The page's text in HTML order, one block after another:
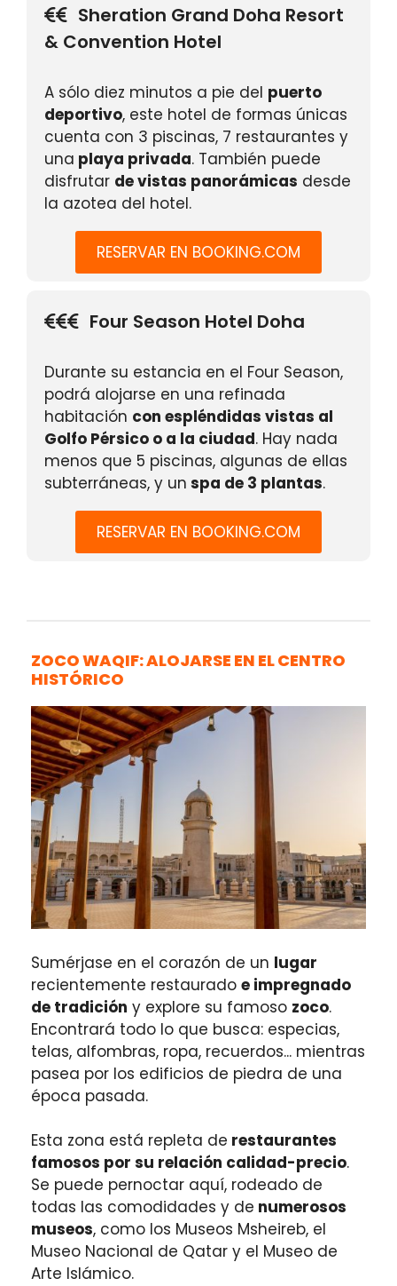
Sheration Grand Doha Resort
& Convention Hotel
A sólo diez minutos a pie del puerto
deportivo, este hotel de formas únicas
cuenta con 3 piscinas, 7 restaurantes y
una playa privada. También puede
disfrutar de vistas panorámicas desde
la azotea del hotel.
RESERVAR EN BOOKING.COM
Four Season Hotel Doha
Durante su estancia en el Four Season,
podrá alojarse en una refinada
habitación con espléndidas vistas al
Golfo Pérsico o a la ciudad. Hay nada
menos que 5 piscinas, algunas de ellas
subterráneas, y un spa de 3 plantas.
RESERVAR EN BOOKING.COM
ZOCO WAQIF: ALOJARSE EN EL CENTRO
HISTÓRICO
Sumérjase en el corazón de un lugar
recientemente restaurado e impregnado
de tradición y explore su famoso zoco.
Encontrará todo lo que busca: especias,
telas, alfombras, ropa, recuerdos... mientras
pasea por los edificios de piedra de una
época pasada.
Esta zona está repleta de restaurantes
famosos por su relación calidad-precio.
Se puede pernoctar aquí, rodeado de
todas las comodidades y de numerosos
museos, como los Museos Msheireb, el
Museo Nacional de Qatar y el Museo de
Arte Islámico.